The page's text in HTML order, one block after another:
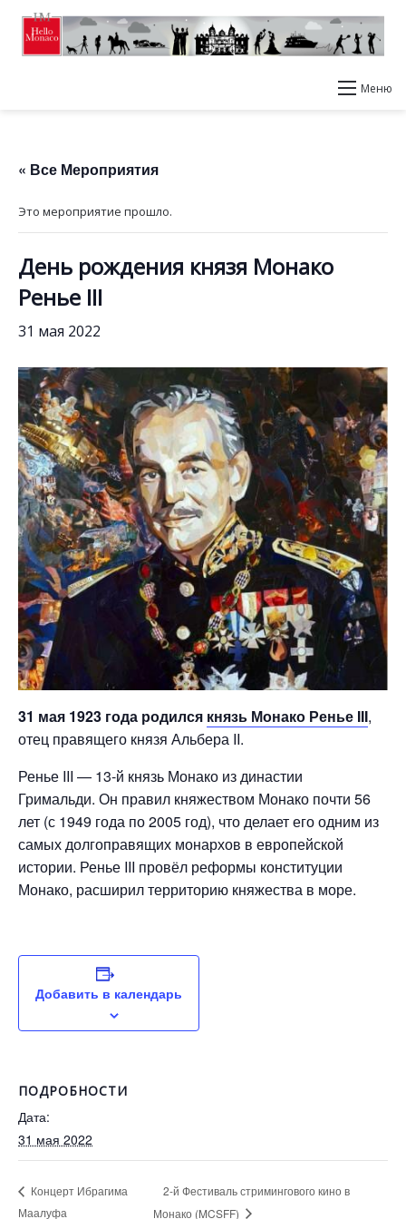
Меню
« Все Мероприятия
Это мероприятие прошло.
День рождения князя Монако
Ренье III
31 мая 2022
31 мая 1923 года родился князь Монако Ренье III,
отец правящего князя Альбера II.
Ренье III — 13-й князь Монако из династии
Гримальди. Он правил княжеством Монако почти 56
лет (с 1949 года по 2005 год), что делает его одним из
самых долгоправящих монархов в европейской
истории. Ренье III провёл реформы конституции
Монако, расширил территорию княжества в море.
Добавить в календарь
ПОДРОБНОСТИ
Дата:
31 мая 2022
Концерт Ибрагима
Маалуфа
2-й Фестиваль стримингового кино в
Монако (MCSFF)